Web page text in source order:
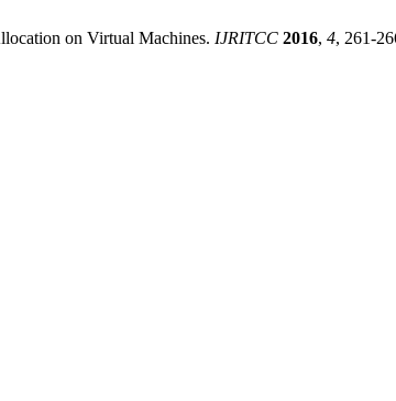
on Virtual Machines. IJRITCC 2016, 4, 261-